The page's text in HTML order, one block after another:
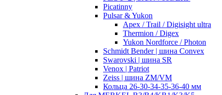
Picatinny
Pulsar & Yukon
Apex / Trail / Digisight ultra
Thermion / Digex
Yukon Nordforce / Photon
Schmidt Bender | шина Convex
Swarovski | шина SR
Venox | Patriot
Zeiss | шина ZM/VM
Кольца 26-30-34-35-36-40 мм